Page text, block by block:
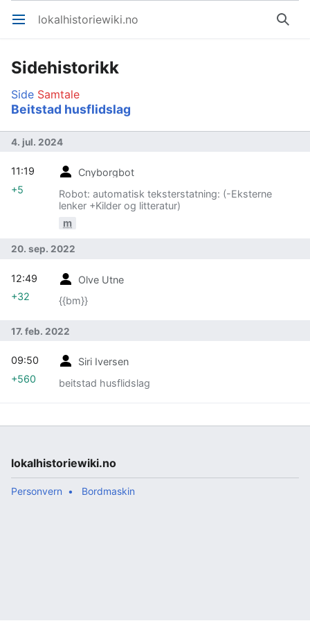
Åpne hovedmenyen lokalhistoriewiki.no Søk
Sidehistorikk
Side Samtale
Beitstad husflidslag
4. jul. 2024
Cnyborgbot
Robot: automatisk teksterstatning: (-Eksterne
lenker +Kilder og litteratur)
m
11:19
+5
20. sep. 2022
Olve Utne
{{bm}}
12:49
+32
17. feb. 2022
Siri Iversen
beitstad husflidslag
09:50
+560
lokalhistoriewiki.no
Personvern Bordmaskin